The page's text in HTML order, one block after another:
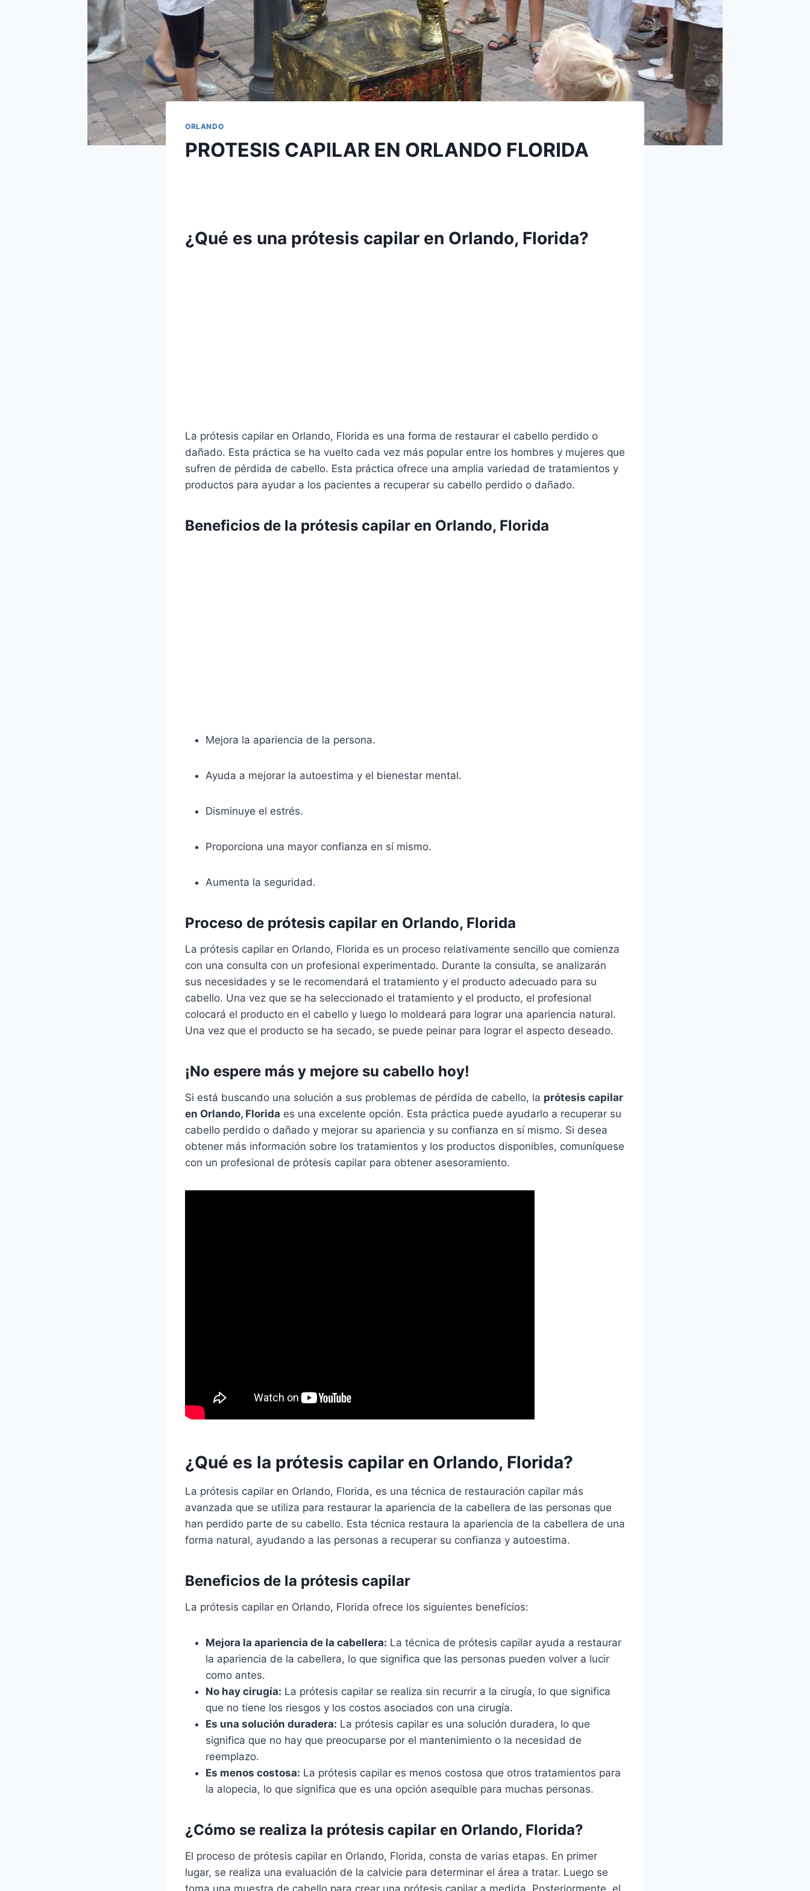
ORLANDO
PROTESIS CAPILAR EN ORLANDO FLORIDA
¿Qué es una prótesis capilar en Orlando, Florida?
La prótesis capilar en Orlando, Florida es una forma de restaurar el cabello perdido o
dañado. Esta práctica se ha vuelto cada vez más popular entre los hombres y mujeres que
sufren de pérdida de cabello. Esta práctica ofrece una amplia variedad de tratamientos y
productos para ayudar a los pacientes a recuperar su cabello perdido o dañado.
Beneficios de la prótesis capilar en Orlando, Florida
Mejora la apariencia de la persona.
Ayuda a mejorar la autoestima y el bienestar mental.
Disminuye el estrés.
Proporciona una mayor confianza en sí mismo.
Aumenta la seguridad.
Proceso de prótesis capilar en Orlando, Florida
La prótesis capilar en Orlando, Florida es un proceso relativamente sencillo que comienza
con una consulta con un profesional experimentado. Durante la consulta, se analizarán
sus necesidades y se le recomendará el tratamiento y el producto adecuado para su
cabello. Una vez que se ha seleccionado el tratamiento y el producto, el profesional
colocará el producto en el cabello y luego lo moldeará para lograr una apariencia natural.
Una vez que el producto se ha secado, se puede peinar para lograr el aspecto deseado.
¡No espere más y mejore su cabello hoy!
Si está buscando una solución a sus problemas de pérdida de cabello, la prótesis capilar
en Orlando, Florida es una excelente opción. Esta práctica puede ayudarlo a recuperar su
cabello perdido o dañado y mejorar su apariencia y su confianza en sí mismo. Si desea
obtener más información sobre los tratamientos y los productos disponibles, comuníquese
con un profesional de prótesis capilar para obtener asesoramiento.
¿Qué es la prótesis capilar en Orlando, Florida?
La prótesis capilar en Orlando, Florida, es una técnica de restauración capilar más
avanzada que se utiliza para restaurar la apariencia de la cabellera de las personas que
han perdido parte de su cabello. Esta técnica restaura la apariencia de la cabellera de una
forma natural, ayudando a las personas a recuperar su confianza y autoestima.
Beneficios de la prótesis capilar
La prótesis capilar en Orlando, Florida ofrece los siguientes beneficios:
Mejora la apariencia de la cabellera: La técnica de prótesis capilar ayuda a restaurar
la apariencia de la cabellera, lo que significa que las personas pueden volver a lucir
como antes.
No hay cirugía: La prótesis capilar se realiza sin recurrir a la cirugía, lo que significa
que no tiene los riesgos y los costos asociados con una cirugía.
Es una solución duradera: La prótesis capilar es una solución duradera, lo que
significa que no hay que preocuparse por el mantenimiento o la necesidad de
reemplazo.
Es menos costosa: La prótesis capilar es menos costosa que otros tratamientos para
la alopecia, lo que significa que es una opción asequible para muchas personas.
¿Cómo se realiza la prótesis capilar en Orlando, Florida?
El proceso de prótesis capilar en Orlando, Florida, consta de varias etapas. En primer
lugar, se realiza una evaluación de la calvicie para determinar el área a tratar. Luego se